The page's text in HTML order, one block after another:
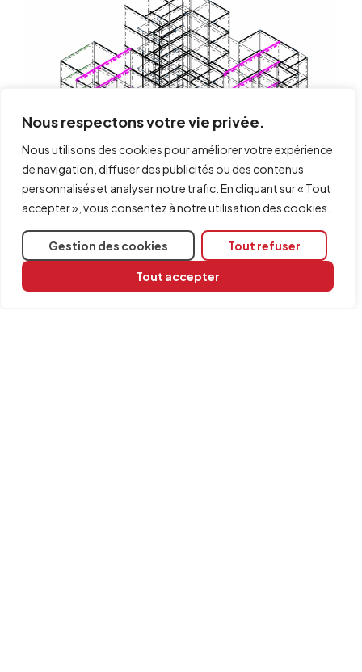
Nous respectons votre vie privée.
Nous utilisons des cookies pour améliorer votre expérience
de navigation, diffuser des publicités ou des contenus
personnalisés et analyser notre trafic. En cliquant sur « Tout
accepter », vous consentez à notre utilisation des cookies.
Gestion des cookies Tout refuser
Tout accepter